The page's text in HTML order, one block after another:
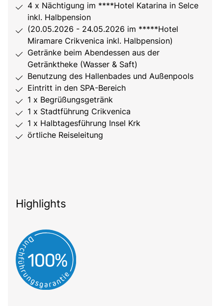
4 x Nächtigung im ****Hotel Katarina in Selce
inkl. Halbpension
(20.05.2026 - 24.05.2026 im *****Hotel
Miramare Crikvenica inkl. Halbpension)
Getränke beim Abendessen aus der
Getränktheke (Wasser & Saft)
Benutzung des Hallenbades und Außenpools
Eintritt in den SPA-Bereich
1 x Begrüßungsgetränk
1 x Stadtführung Crikvenica
1 x Halbtagesführung Insel Krk
örtliche Reiseleitung
Highlights